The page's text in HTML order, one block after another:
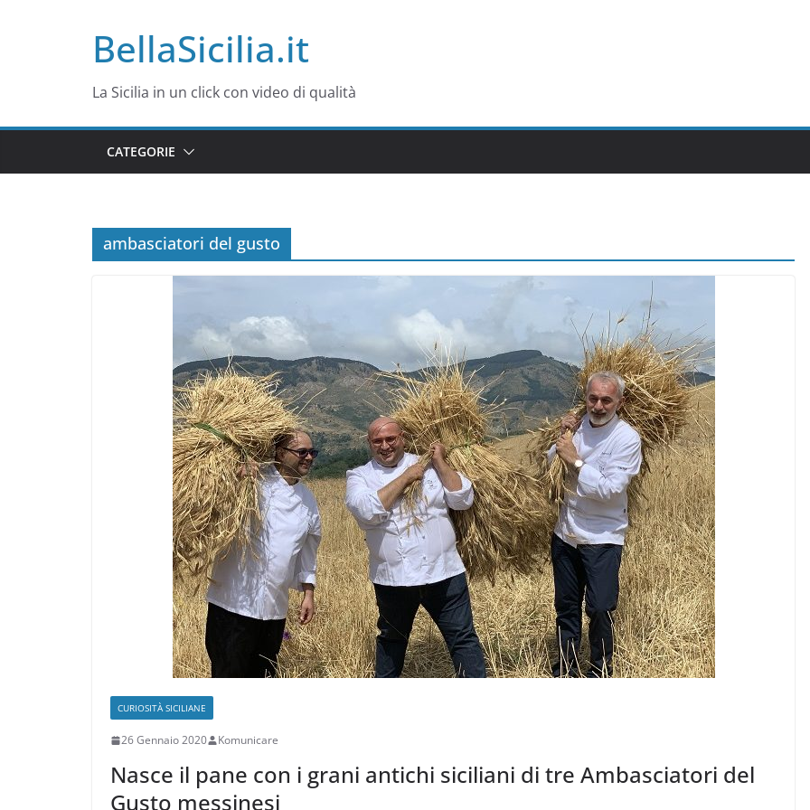
BellaSicilia.it
La Sicilia in un click con video di qualità
CATEGORIE
ambasciatori del gusto
CURIOSITÀ SICILIANE
26 Gennaio 2020 Komunicare
Nasce il pane con i grani antichi siciliani di tre Ambasciatori del
Gusto messinesi